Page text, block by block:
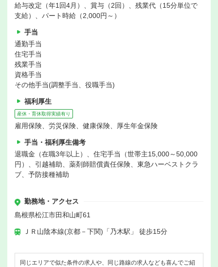
給与改定（年1回4月）、賞与（2回）、残業代（15分単位で
支給）、パート時給（2,000円～）
手当
通勤手当
住宅手当
残業手当
資格手当
その他手当(調整手当、役職手当)
福利厚生
産休・育休取得実績有り
雇用保険、労災保険、健康保険、厚生年金保険
手当・福利厚生備考
退職金（在職3年以上）、住宅手当（世帯主15,000～50,000
円）、引越補助、薬剤師賠償責任保険、東急ハーベストクラ
ブ、予防接種補助
勤務地・アクセス
島根県松江市田和山町61
ＪＲ山陰本線(京都－下関)「乃木駅」 徒歩15分
同じエリアで似た条件の求人や、同じ路線の求人なども喜んでご紹